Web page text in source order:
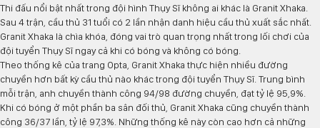
Thi đấu nổi bật nhất trong đội hình Thụy Sĩ không ai khác là Granit Xhaka.
Sau 4 trận, cầu thủ 31 tuổi có 2 lần nhận danh hiệu cầu thủ xuất sắc nhất.
Granit Xhaka là chìa khóa, đóng vai trò quan trọng nhất trong lối chơi của
đội tuyển Thụy Sĩ ngay cả khi có bóng và không có bóng.
Theo thống kê của trang Opta , Granit Xhaka thực hiện nhiều đường
chuyền hơn bất kỳ cầu thủ nào khác trong đội tuyển Thụy Sĩ. Trung bình
mỗi trận, anh chuyền thành công 94/98 đường chuyền, đạt tỷ lệ 95,9%.
Khi có bóng ở một phần ba sân đối thủ, Granit Xhaka cũng chuyền thành
công 36/37 lần, tỷ lệ 97,3%. Những thống kê này còn cao hơn cả những